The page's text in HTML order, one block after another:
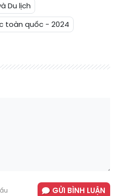
Du lịch
toàn quốc - 2024
GỬI BÌNH LUẬN